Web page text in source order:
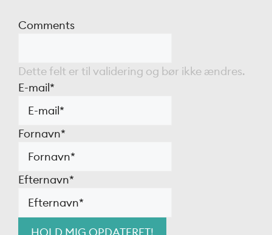
Comments
Dette felt er til validering og bør ikke ændres.
E-mail*
Fornavn*
Efternavn*